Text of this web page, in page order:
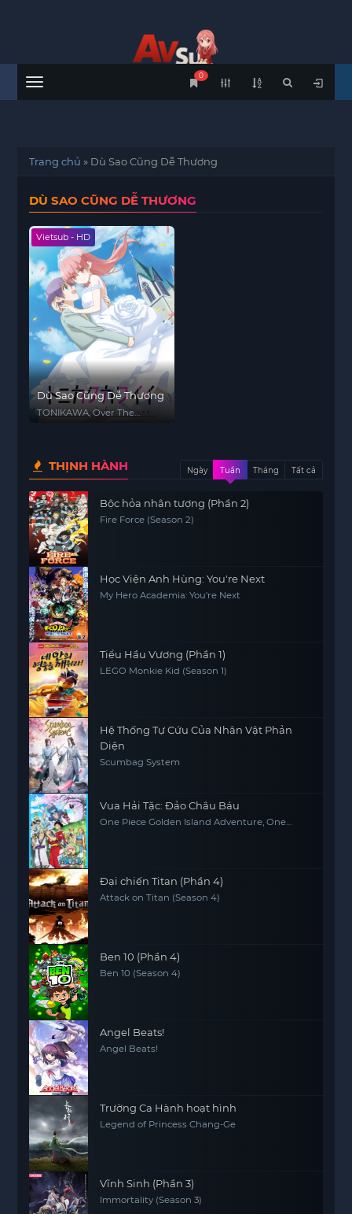
Menu
0
Trang chủ » Dù Sao Cũng Dễ Thương
DÙ SAO CŨNG DỄ THƯƠNG
Vietsub - HD
Dù Sao Cũng Dễ Thương
TONIKAWA, Over The
THỊNH HÀNH Ngày Tuần Tháng Tất cả
Bộc hỏa nhân tượng (Phần 2)
Fire Force (Season 2)
Học Viện Anh Hùng: You're Next
My Hero Academia: You're Next
Tiểu Hầu Vương (Phần 1)
LEGO Monkie Kid (Season 1)
Hệ Thống Tự Cứu Của Nhân Vật Phản
Diện
Scumbag System
Vua Hải Tặc: Đảo Châu Báu
One Piece Golden Island Adventure, One
Đại chiến Titan (Phần 4)
Attack on Titan (Season 4)
Ben 10 (Phần 4)
Ben 10 (Season 4)
Angel Beats!
Angel Beats!
Trường Ca Hành hoạt hình
Legend of Princess Chang-Ge
Vĩnh Sinh (Phần 3)
Immortality (Season 3)